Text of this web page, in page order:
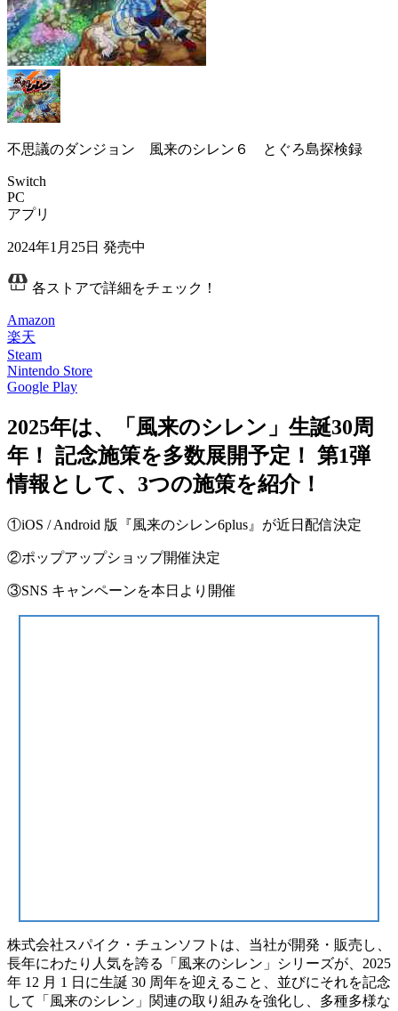
不思議のダンジョン 風来のシレン６ とぐろ島探検録
Switch
PC
アプリ
2024年1月25日 発売中
各ストアで詳細をチェック！
Amazon
楽天
Steam
Nintendo Store
Google Play
2025年は、「風来のシレン」生誕30周
年！ 記念施策を多数展開予定！ 第1弾
情報として、3つの施策を紹介！
①iOS / Android 版『風来のシレン6plus』が近日配信決定
②ポップアップショップ開催決定
③SNS キャンペーンを本日より開催
株式会社スパイク・チュンソフトは、当社が開発・販売し、
長年にわたり人気を誇る「風来のシレン」シリーズが、2025
年 12 月 1 日に生誕 30 周年を迎えること、並びにそれを記念
して「風来のシレン」関連の取り組みを強化し、多種多様な